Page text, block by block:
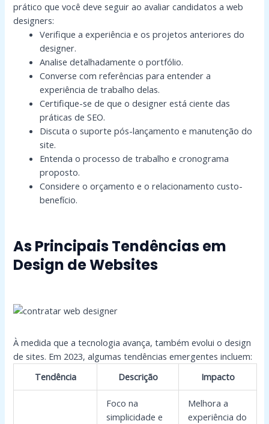
prático que você deve seguir ao avaliar candidatos a web
designers:
Verifique a experiência e os projetos anteriores do
designer.
Analise detalhadamente o portfólio.
Converse com referências para entender a
experiência de trabalho delas.
Certifique-se de que o designer está ciente das
práticas de SEO.
Discuta o suporte pós-lançamento e manutenção do
site.
Entenda o processo de trabalho e cronograma
proposto.
Considere o orçamento e o relacionamento custo-
benefício.
As Principais Tendências em
Design de Websites
À medida que a tecnologia avança, também evolui o design
de sites. Em 2023, algumas tendências emergentes incluem:
Tendência
Descrição Impacto
Foco na
simplicidade e
Melhora a
experiência do